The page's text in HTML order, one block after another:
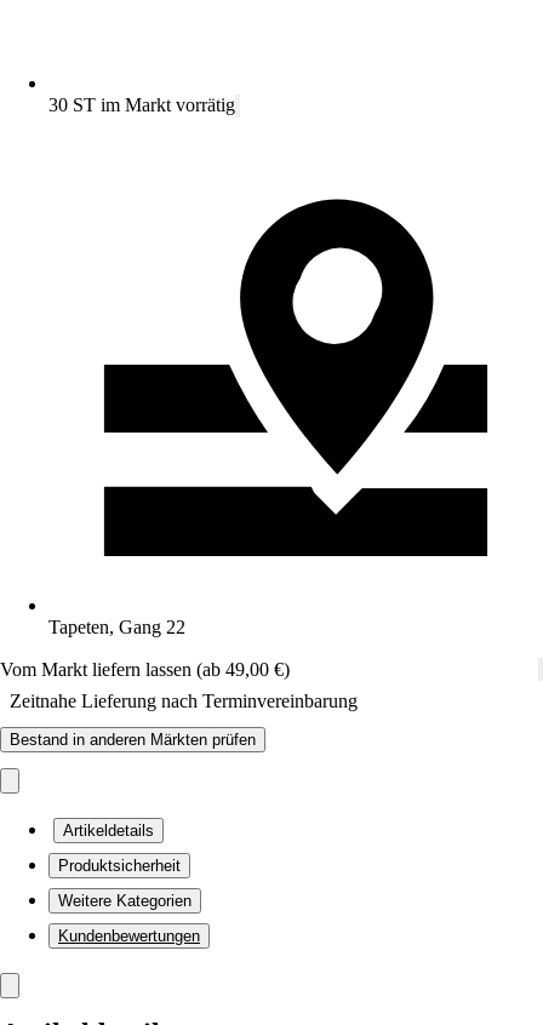
30 ST im Markt vorrätig
Tapeten, Gang 22
Vom Markt liefern lassen (ab 49,00 €)
Zeitnahe Lieferung nach Terminvereinbarung
Bestand in anderen Märkten prüfen
Artikeldetails
Produktsicherheit
Weitere Kategorien
Kundenbewertungen